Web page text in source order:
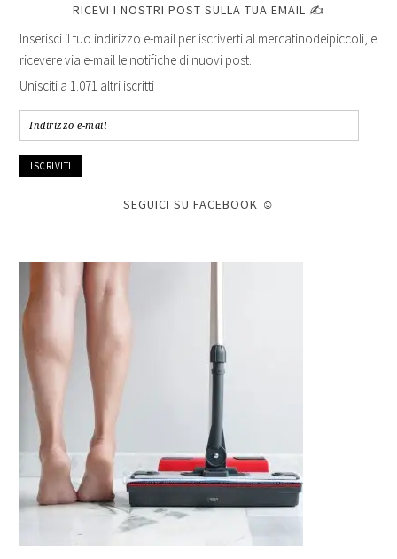
RICEVI I NOSTRI POST SULLA TUA EMAIL ✍
Inserisci il tuo indirizzo e-mail per iscriverti al mercatinodeipiccoli, e
ricevere via e-mail le notifiche di nuovi post.
Unisciti a 1.071 altri iscritti
Indirizzo
e-
mail
SEGUICI SU FACEBOOK ☺